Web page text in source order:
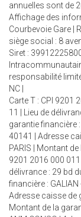
annuelles sont de
Affichage des
Courbevoie Gare |
siège social : 8
Siret :
responsabilité
NC |
Carte T : CPI 9201
11 | Lieu de
garantie financière
40141 | Adresse
PARIS | Montant
9201 2016 000
délivrance : 29 bd
financière :
Adresse caisse de
Montant de la